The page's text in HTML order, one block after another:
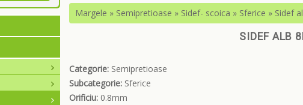
Margele » Semipretioase » Sidef- scoica » Sferice » Sidef
SIDEF ALB
Categorie:Semipretioase
Subcategorie:Sferice
Orificiu:0.8mm